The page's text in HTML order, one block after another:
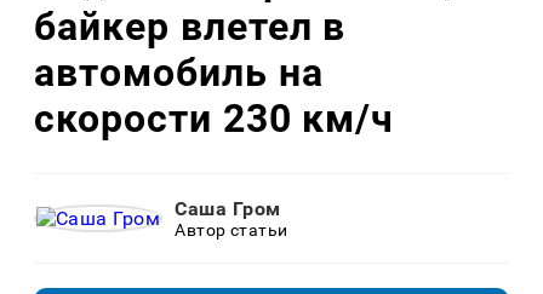
байкер влетел в
автомобиль на
скорости 230 км/ч
Саша Гром
Автор статьи